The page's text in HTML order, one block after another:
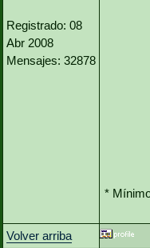
Registrado: 08
Abr 2008
Mensajes: 32878
*
Volver arriba